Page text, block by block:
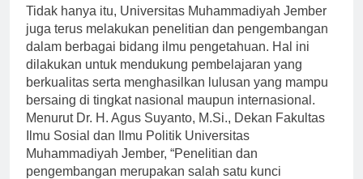
Tidak hanya itu, Universitas Muhammadiyah Jember
juga terus melakukan penelitian dan pengembangan
dalam berbagai bidang ilmu pengetahuan. Hal ini
dilakukan untuk mendukung pembelajaran yang
berkualitas serta menghasilkan lulusan yang mampu
bersaing di tingkat nasional maupun internasional.
Menurut Dr. H. Agus Suyanto, M.Si., Dekan Fakultas
Ilmu Sosial dan Ilmu Politik Universitas
Muhammadiyah Jember, “Penelitian dan
pengembangan merupakan salah satu kunci